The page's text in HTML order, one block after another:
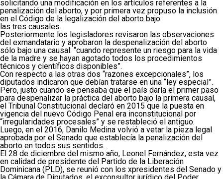
solicitando una modificación en los artículos referentes a la
penalización del aborto, y por primera vez propuso la inclusión
en el Código de la legalización del aborto bajo
las tres causales.
Posteriormente los legisladores revisaron las observaciones
del exmandatario y aprobaron la despenalización del aborto
sólo bajo una causal: “cuando represente un riesgo para la vida
de la madre y se hayan agotado todos los procedimientos
técnicos y científicos disponibles”.
Con respecto a las otras dos “razones excepcionales”, los
diputados indicaron que debían tratarse en una “ley especial”.
Pero, justo cuando se pensaba que el país daría el primer paso
para despenalizar la práctica del aborto bajo la primera causal,
el Tribunal Constitucional declaró en 2015 que la puesta en
vigencia del nuevo Código Penal era inconstitucional por
“irregularidades procesales” y se restableció el antiguo.
Luego, en el 2016, Danilo Medina volvió a vetar la pieza legal
aprobada por el Senado que establecía la penalización del
aborto en todos sus sentidos.
El 28 de diciembre del mismo año, Leonel Fernández, esta vez
en calidad de presidente del Partido de la Liberación
Dominicana (PLD), se reunió con los xpresidentes del Senado y